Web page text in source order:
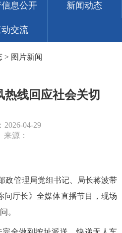
息公开 新闻动态
交流
> 图片新闻
线回应社会关切
2026-04-29
来源：
政管理局党组书记、局长蒋波带
问厅长》全媒体直播节目， 现场
。